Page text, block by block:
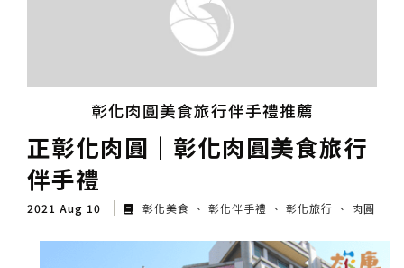
彰化肉圓美食旅行伴手禮推薦
正彰化肉圓│彰化肉圓美食旅行
伴手禮
2021 Aug 10 彰化美食 彰化伴手禮 彰化旅行 肉圓